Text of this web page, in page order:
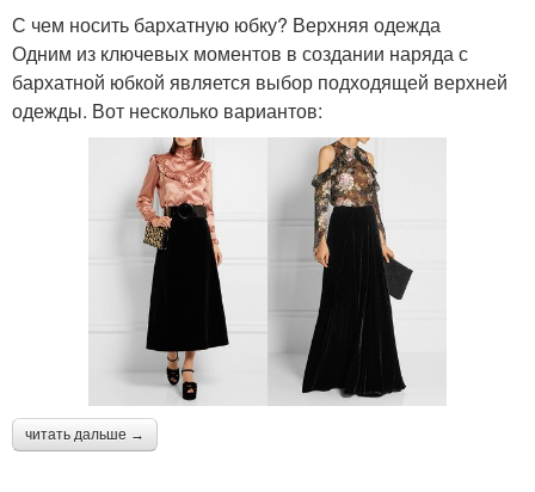
С чем носить бархатную юбку? Верхняя одежда
Одним из ключевых моментов в создании наряда с
бархатной юбкой является выбор подходящей верхней
одежды. Вот несколько вариантов:
читать дальше →